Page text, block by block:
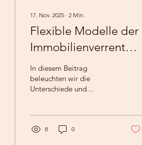
17. Nov. 2025 ∙ 2 Min.
Flexible Modelle der
Immobilienverrentung:
Für Eigentümer unter
und über 65 Jahren
In diesem Beitrag
beleuchten wir die
Unterschiede und
Jahren sowie für die
8 0